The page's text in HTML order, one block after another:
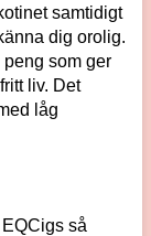
samtidigt
dig orolig.
som ger
liv. Det
låg
så